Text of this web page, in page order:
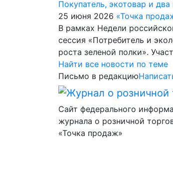
Покупатель, экотовар и
25 июня 2026 «Точка
В рамках Недели
сессия «Потребитель и
роста зеленой полки».
Найти все новости по теме
Письмо в редакцию
Сайт федерального
журнала о розничной
«Точка продаж»